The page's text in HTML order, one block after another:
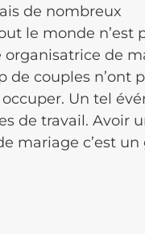
de nombreux
le monde n’est
organisatrice de
de couples n’ont
occuper. Un tel
de travail. Avoir
mariage c’est un